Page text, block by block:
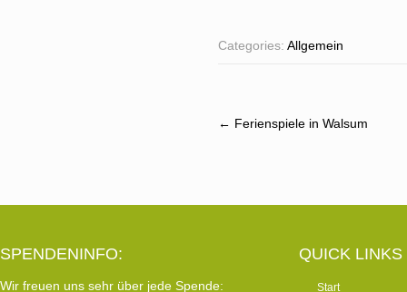
Categories: Allgemein
Post
← Ferienspiele in Walsum
SPENDENINFO:
Wir freuen uns sehr über jede Spende:
QUICK LINKS
Start